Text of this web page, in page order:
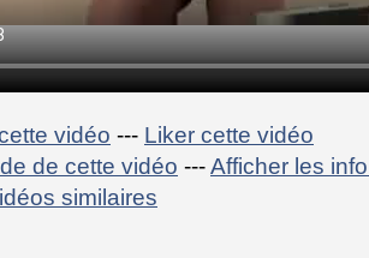
vidéo --- Liker cette vidéo
de cette vidéo ---Afficher les
similaires